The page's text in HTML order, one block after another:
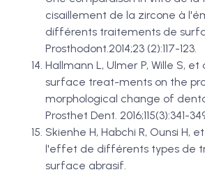
cisaillement de la zircone à
différents traitements de
Prosthodont.2014;23 (2):117-123.
Hallmann L, Ulmer P, Wille S,
surface treat-ments on the
morphological change of
Prosthet Dent. 2016;115(3):341-
Skienhe H, Habchi R, Ounsi H,
l'effet de différents types de
surface abrasif.